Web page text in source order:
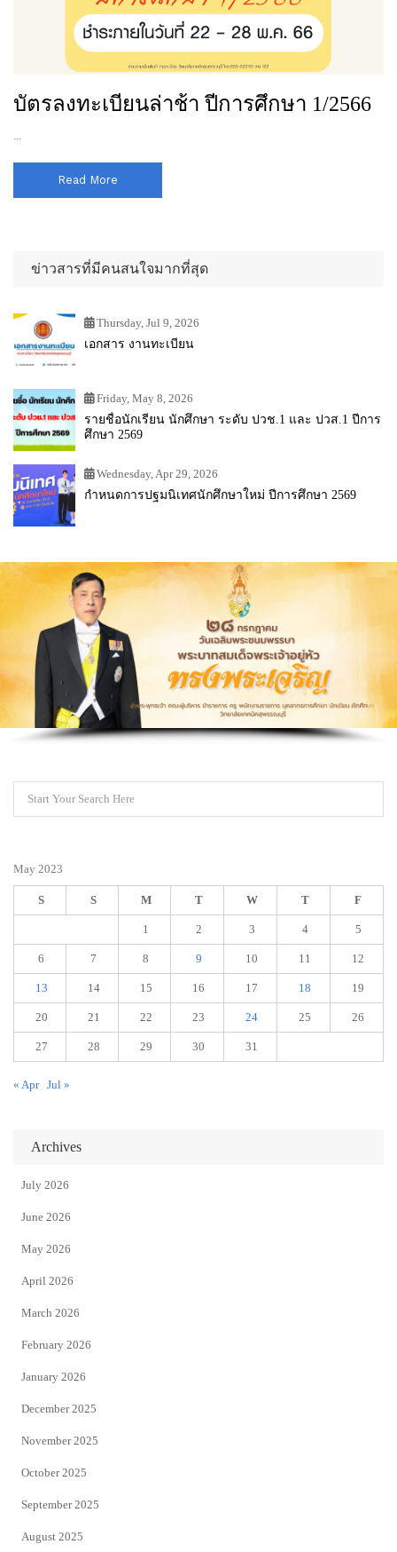
บัตรลงทะเบียนล่าช้า ปีการศึกษา 1/2566
Read More
ข่าวสารที่มีคนสนใจมากที่สุด
Thursday, Jul 9, 2026
เอกสาร งานทะเบียน
Friday, May 8, 2026
รายชื่อนักเรียน นักศึกษา ระดับ ปวช.1 และ ปวส.1 ปีการ
ศึกษา 2569
Wednesday, Apr 29, 2026
กำหนดการปฐมนิเทศนักศึกษาใหม่ ปีการศึกษา 2569
May 2023
S S M T W T F
1 2 3 4 5
6 7 8 9 10 11 12
13 14 15 16 17 18 19
20 21 22 23 24 25 26
27 28 29 30 31
« Apr Jul »
Archives
July 2026
June 2026
May 2026
April 2026
March 2026
February 2026
January 2026
December 2025
November 2025
October 2025
September 2025
August 2025